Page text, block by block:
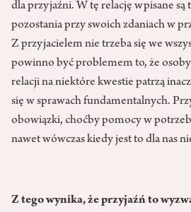
dla przyjaźni. W tę relację wpisane są
pozostania przy swoich zdaniach w
Z przyjacielem nie trzeba się we
powinno być problemem to, że
relacji na niektóre kwestie patrzą
się w sprawach fundamentalnych.
obowiązki, choćby pomocy w
nawet wówczas kiedy jest to dla nas
Z tego wynika, że przyjaźń to